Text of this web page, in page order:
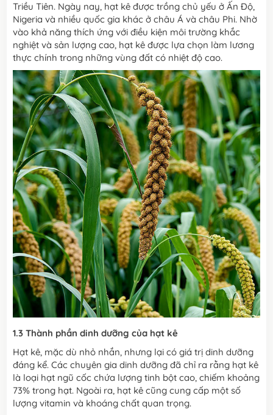
Triều Tiên. Ngày nay, hạt kê được trồng chủ yếu ở Ấn Độ,
Nigeria và nhiều quốc gia khác ở châu Á và châu Phi. Nhờ
vào khả năng thích ứng với điều kiện môi trường khắc
nghiệt và sản lượng cao, hạt kê được lựa chọn làm lương
thực chính trong những vùng đất có nhiệt độ cao.
1.3 Thành phần dinh dưỡng của hạt kê
Hạt kê, mặc dù nhỏ nhắn, nhưng lại có giá trị dinh dưỡng
đáng kể. Các chuyên gia dinh dưỡng đã chỉ ra rằng hạt kê
là loại hạt ngũ cốc chứa lượng tinh bột cao, chiếm khoảng
73% trong hạt. Ngoài ra, hạt kê cũng cung cấp một số
lượng vitamin và khoáng chất quan trọng.